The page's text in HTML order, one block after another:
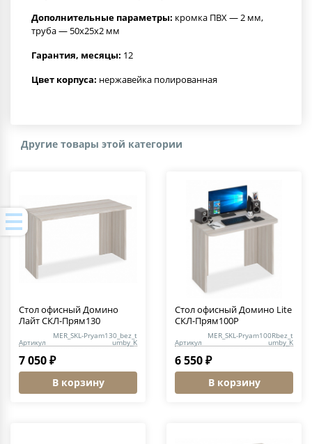
Дополнительные параметры: кромка ПВХ — 2 мм,
труба — 50х25х2 мм
Гарантия, месяцы: 12
Цвет корпуса: нержавейка полированная
Другие товары этой категории
Стол офисный Домино
Лайт СКЛ-Прям130
Артикул
MER_SKL-Pryam130_bez_t
umby_K
7 050 ₽
В корзину
Стол офисный Домино Lite
СКЛ-Прям100Р
Артикул
MER_SKL-Pryam100Rbez_t
umby_K
6 550 ₽
В корзину